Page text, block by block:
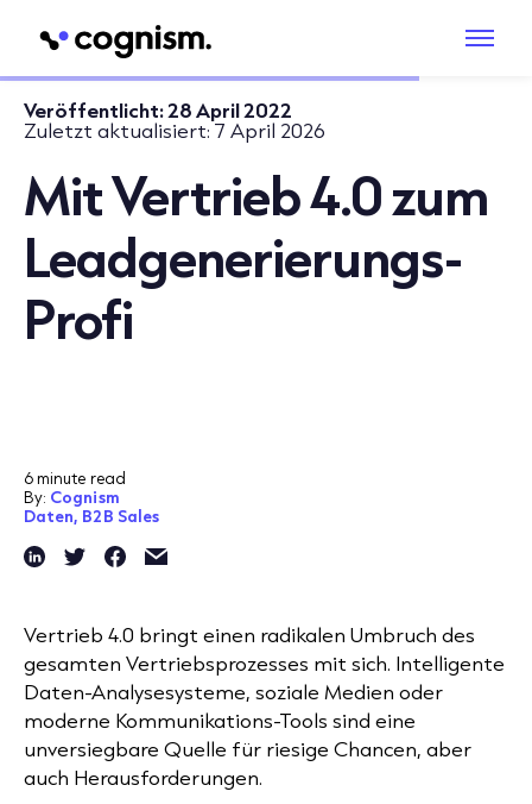
Veröffentlicht:28 April 2022
Zuletzt aktualisiert:7 April 2026
Mit Vertrieb 4.0 zum
Leadgenerierungs-
Profi
6 minute read
By: Cognism
Daten, B2B Sales
Vertrieb 4.0 bringt einen radikalen Umbruch des
gesamten Vertriebsprozesses mit sich. Intelligente
Daten-Analysesysteme, soziale Medien oder
moderne Kommunikations-Tools sind eine
unversiegbare Quelle für riesige Chancen, aber
auch Herausforderungen.